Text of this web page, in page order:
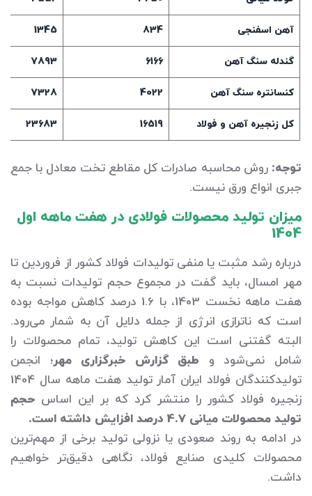
آهن اسفنجی 834
1345
گندله سنگ آهن 6166
7893
کنسانتره سنگ آهن 4022
7328
کل زنجیره آهن و فولاد 16519
23683
توجه: روش محاسبه صادرات کل مقاطع تخت معادل با جمع
جبری انواع ورق نیست.
میزان تولید محصولات فولادی در هفت ماهه اول
1404
درباره رشد مثبت یا منفی تولیدات فولاد کشور از فروردین تا
مهر امسال، باید گفت در مجموع حجم تولیدات نسبت به
هفت ماهه نخست 1403، با 1.6 درصد کاهش مواجه بوده
است که ناترازی انرژی از جمله دلایل آن به شمار می‌رود.
البته گفتنی است این کاهش تولید، تمام محصولات را
شامل نمی‌شود و طبق گزارش خبرگزاری مهر؛ انجمن
تولیدکنندگان فولاد ایران آمار تولید هفت ماهه سال 1404
زنجیره فولاد کشور را منتشر کرد که بر این اساس حجم
تولید محصولات میانی 4.7 درصد افزایش داشته است.
در ادامه به روند صعودی یا نزولی تولید برخی از مهم‌ترین
محصولات کلیدی صنایع فولاد، نگاهی دقیق‌تر خواهیم
داشت.